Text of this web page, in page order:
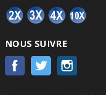
NOUS SUIVRE
Facebook Twitter